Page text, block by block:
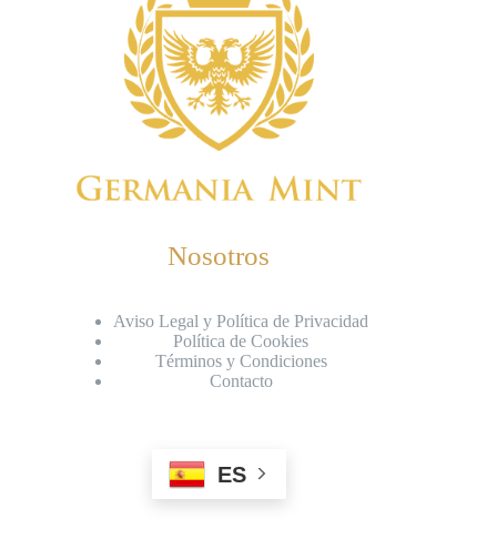
Nosotros
Aviso Legal y Política de Privacidad
Política de Cookies
Términos y Condiciones
Contacto
ES